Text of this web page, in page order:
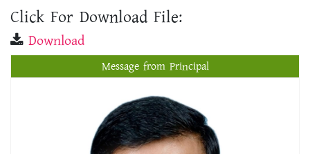
Click For Download File:
Download
Message from Principal